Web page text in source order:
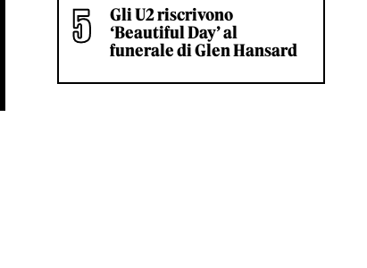
Gli U2 riscrivono
‘Beautiful Day’ al
funerale di Glen Hansard